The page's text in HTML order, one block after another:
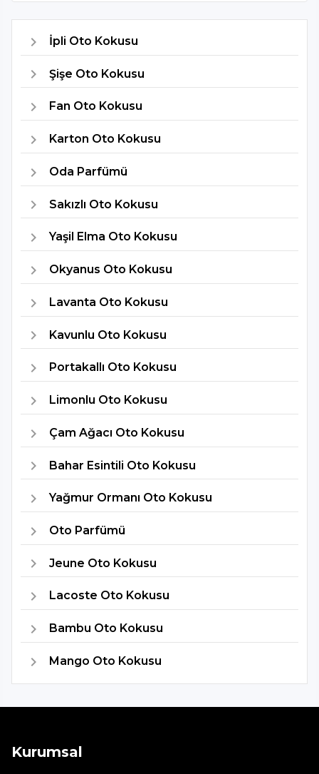
İpli Oto Kokusu
Şişe Oto Kokusu
Fan Oto Kokusu
Karton Oto Kokusu
Oda Parfümü
Sakızlı Oto Kokusu
Yaşil Elma Oto Kokusu
Okyanus Oto Kokusu
Lavanta Oto Kokusu
Kavunlu Oto Kokusu
Portakallı Oto Kokusu
Limonlu Oto Kokusu
Çam Ağacı Oto Kokusu
Bahar Esintili Oto Kokusu
Yağmur Ormanı Oto Kokusu
Oto Parfümü
Jeune Oto Kokusu
Lacoste Oto Kokusu
Bambu Oto Kokusu
Mango Oto Kokusu
Kurumsal